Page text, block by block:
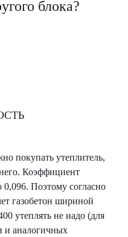
блока?
покупать утеплитель,
Коэффициент
0,096. Поэтому согласно
газобетон шириной
утеплять не надо (для
и аналогичных